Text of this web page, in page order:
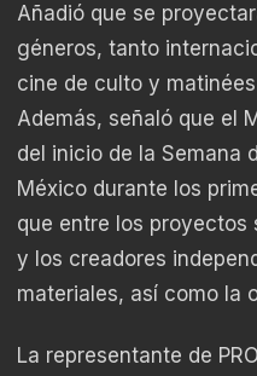
Añadió que se
géneros, tanto
cine de culto y
Además, señaló que el
del inicio de la Semana
México durante los
que entre los
y los creadores
materiales, así como la
La representante de